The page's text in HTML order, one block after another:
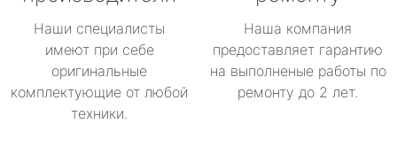
Наши специалисты
имеют при себе
оригинальные
комплектующие от любой
техники.
Наша компания
предоставляет гарантию
на выполненые работы по
ремонту до 2 лет.